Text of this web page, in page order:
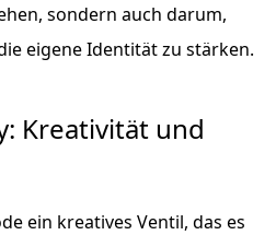
sondern auch darum,
eigene Identität zu stärken.
Kreativität und
ein kreatives Ventil, das es